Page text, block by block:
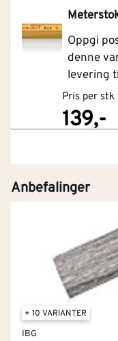
Oppgi
denne
levering
Pris per stk
139,-
Anbefalinger
+ 10 VARIANTER
IBG